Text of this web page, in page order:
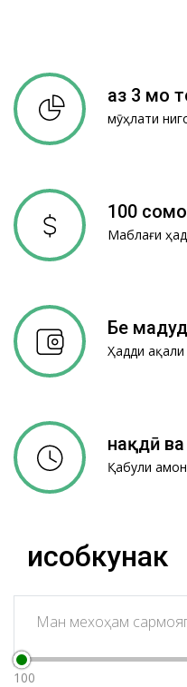
аз 3 моҳ
мӯҳлати
100
Маблағи
Бе
Ҳадди ақали
нақдӣ
Қабули
Ҳисобкунак
Ман мехоҳам
100